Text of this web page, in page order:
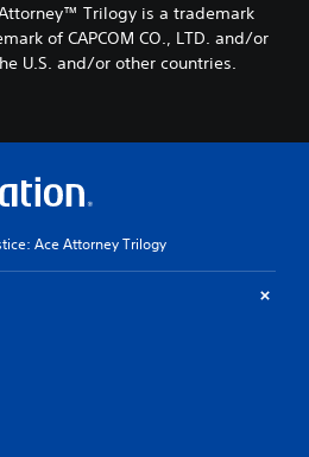
Trilogy is a trademark
of CAPCOM CO., LTD. and/or
U.S. and/or other countries.
Ace Attorney Trilogy